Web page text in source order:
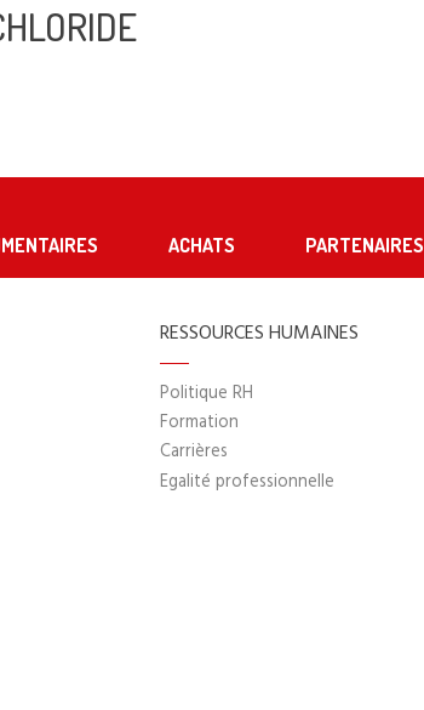
ACHATS PARTENAIRES
RESSOURCES HUMAINES
Politique RH
Formation
Carrières
Egalité professionnelle